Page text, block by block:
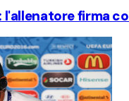
firma